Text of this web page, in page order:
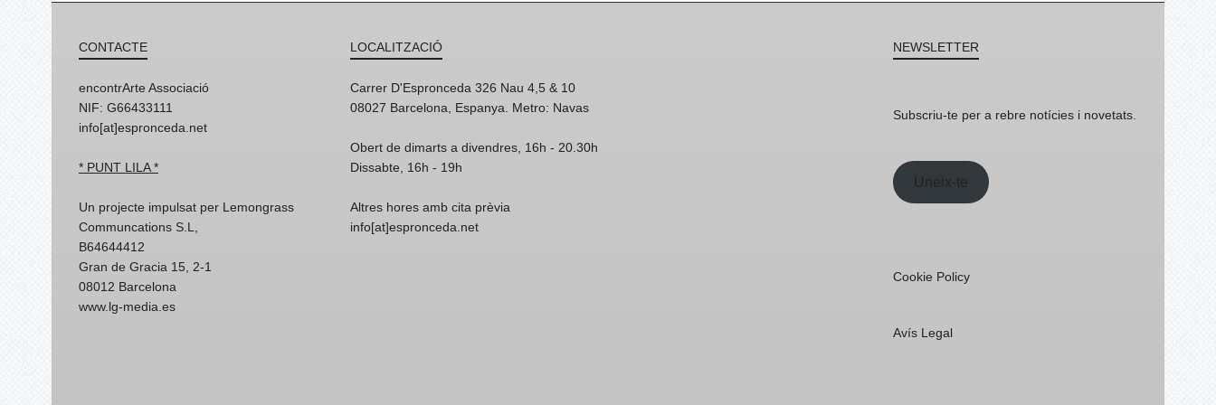
CONTACTE
encontrArte Associació
NIF: G66433111
info[at]espronceda.net
* PUNT LILA *
Un projecte impulsat per Lemongrass
Communcations S.L,
B64644412
Gran de Gracia 15, 2-1
08012 Barcelona
www.lg-media.es
LOCALITZACIÓ
Carrer D'Espronceda 326 Nau 4,5 & 10
08027 Barcelona, Espanya. Metro: Navas
Obert de dimarts a divendres, 16h - 20.30h
Dissabte, 16h - 19h
Altres hores amb cita prèvia
info[at]espronceda.net
NEWSLETTER
Subscriu-te per a rebre notícies i novetats.
Uneix-te
Cookie Policy
Avís Legal